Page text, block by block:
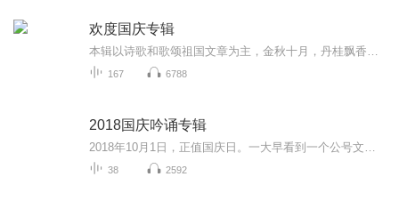
欢度国庆专辑
167 6788
2018国庆吟诵专辑
38 2592